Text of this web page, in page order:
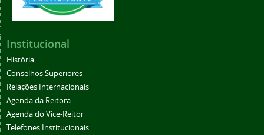
Institucional
História
Conselhos Superiores
Relações Internacionais
Agenda da Reitora
Agenda do Vice-Reitor
Telefones Institucionais